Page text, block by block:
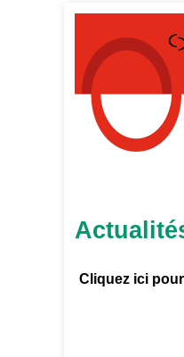
Cliquez ici